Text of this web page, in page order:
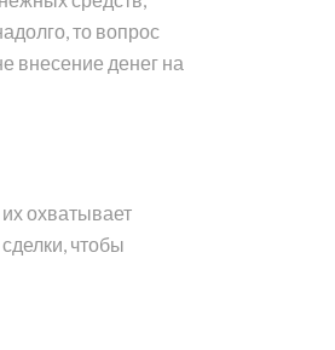
то вопрос
внесение денег на
охватывает
чтобы